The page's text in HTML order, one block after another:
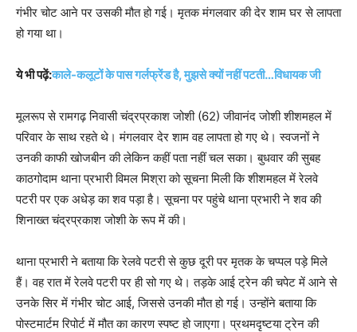
गंभीर चोट आने पर उसकी मौत हो गई। मृतक मंगलवार की देर शाम घर से लापता
हो गया था।
ये भी पढ़ें:काले-कलूटों के पास गर्लफ्रेंड है, मुझसे क्यों नहीं पटती…विधायक जी
मूलरूप से रामगढ़ निवासी चंद्रप्रकाश जोशी (62) जीवानंद जोशी शीशमहल में
परिवार के साथ रहते थे। मंगलवार देर शाम वह लापता हो गए थे। स्वजनों ने
उनकी काफी खोजबीन की लेकिन कहीं पता नहीं चल सका। बुधवार की सुबह
काठगोदाम थाना प्रभारी विमल मिश्रा को सूचना मिली कि शीशमहल में रेलवे
पटरी पर एक अधेड़ का शव पड़ा है। सूचना पर पहुंचे थाना प्रभारी ने शव की
शिनाख्त चंद्रप्रकाश जोशी के रूप में की।
थाना प्रभारी ने बताया कि रेलवे पटरी से कुछ दूरी पर मृतक के चप्पल पड़े मिले
हैं। वह रात में रेलवे पटरी पर ही सो गए थे। तड़के आई ट्रेन की चपेट में आने से
उनके सिर में गंभीर चोट आई, जिससे उनकी मौत हो गई। उन्होंने बताया कि
पोस्टमार्टम रिपोर्ट में मौत का कारण स्पष्ट हो जाएगा। प्रथमदृष्टया ट्रेन की